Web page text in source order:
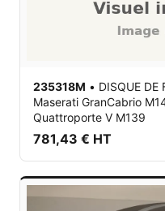
235318M • DISQUE DE
Maserati GranCabrio
Quattroporte V M139
781,43 € HT